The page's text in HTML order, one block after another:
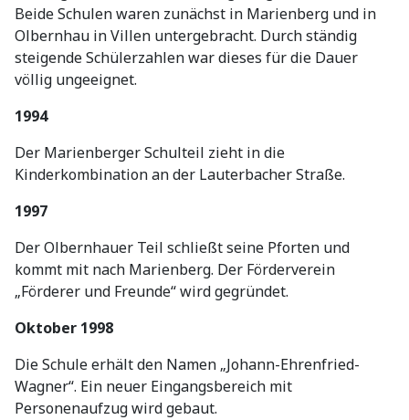
Beide Schulen waren zunächst in Marienberg und in
Olbernhau in Villen untergebracht. Durch ständig
steigende Schülerzahlen war dieses für die Dauer
völlig ungeeignet.
1994
Der Marienberger Schulteil zieht in die
Kinderkombination an der Lauterbacher Straße.
1997
Der Olbernhauer Teil schließt seine Pforten und
kommt mit nach Marienberg. Der Förderverein
„Förderer und Freunde“ wird gegründet.
Oktober 1998
Die Schule erhält den Namen „Johann-Ehrenfried-
Wagner“. Ein neuer Eingangsbereich mit
Personenaufzug wird gebaut.